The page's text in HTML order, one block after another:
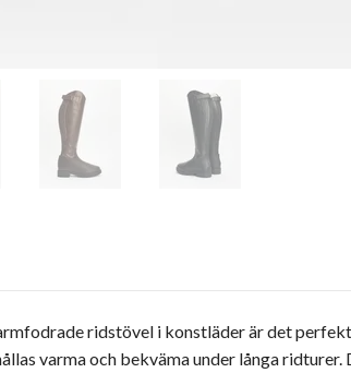
ridstövel i konstläder är det
varma och bekväma under långa